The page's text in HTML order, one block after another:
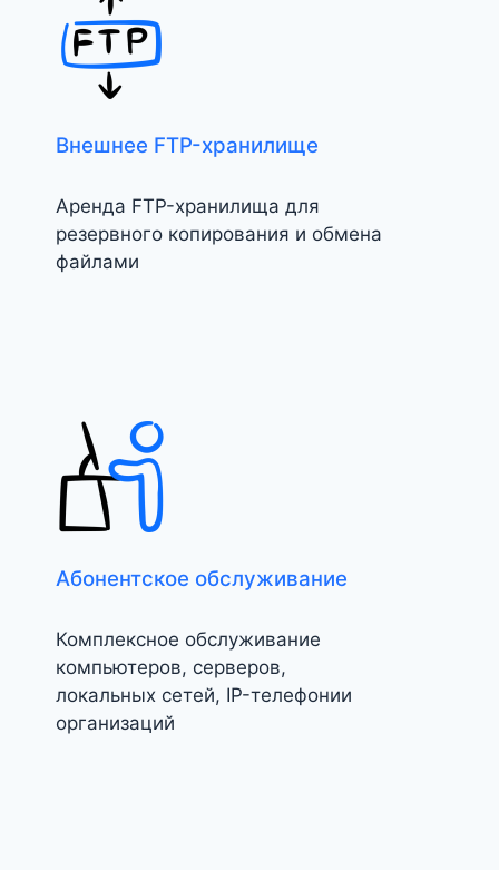
Внешнее FTP-хранилище
Аренда FTP-хранилища для
резервного копирования и обмена
файлами
Абонентское обслуживание
Комплексное обслуживание
компьютеров, серверов,
локальных сетей, IP-телефонии
организаций